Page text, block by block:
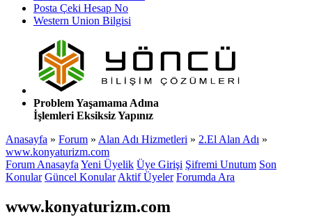
Posta Çeki Hesap No
Western Union Bilgisi
Problem Yaşamama Adına
İşlemleri Eksiksiz Yapınız
Anasayfa » Forum » Alan Adı Hizmetleri » 2.El Alan Adı »
www.konyaturizm.com
Forum Anasayfa Yeni Üyelik Üye Girişi Şifremi Unutum Son
Konular Güncel Konular Aktif Üyeler Forumda Ara
www.konyaturizm.com